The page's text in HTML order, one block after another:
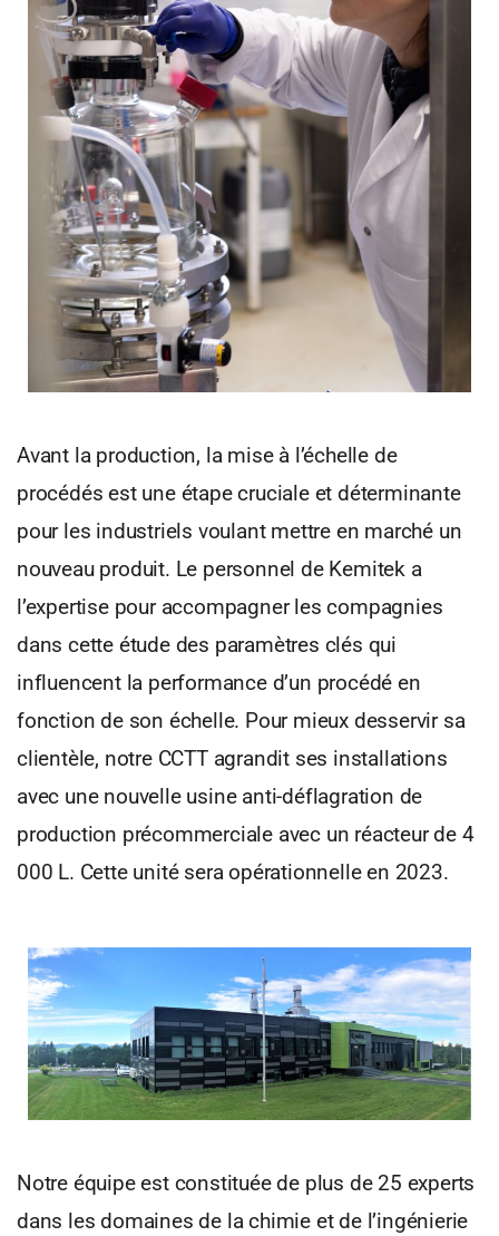
Avant la production, la mise à l’échelle de
procédés est une étape cruciale et déterminante
pour les industriels voulant mettre en marché un
nouveau produit. Le personnel de Kemitek a
l’expertise pour accompagner les compagnies
dans cette étude des paramètres clés qui
influencent la performance d’un procédé en
fonction de son échelle. Pour mieux desservir sa
clientèle, notre CCTT agrandit ses installations
avec une nouvelle usine anti-déflagration de
production précommerciale avec un réacteur de 4
000 L. Cette unité sera opérationnelle en 2023.
Notre équipe est constituée de plus de 25 experts
dans les domaines de la chimie et de l’ingénierie